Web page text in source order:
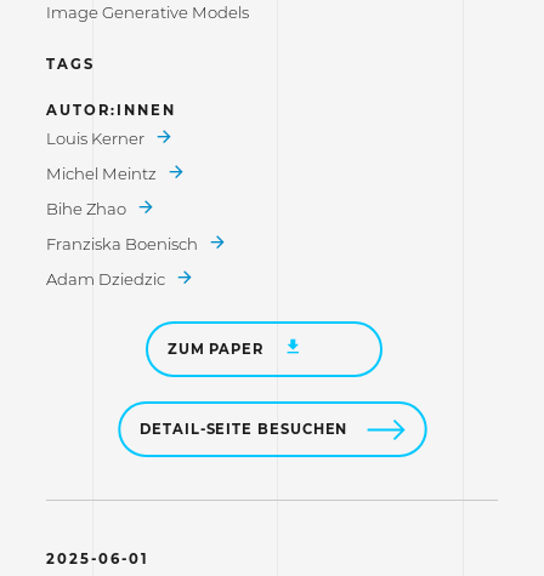
Image Generative Models
TAGS
AUTOR:INNEN
Louis Kerner
Michel Meintz
Bihe Zhao
Franziska Boenisch
Adam Dziedzic
ZUM PAPER
DETAIL-SEITE BESUCHEN
2025-06-01